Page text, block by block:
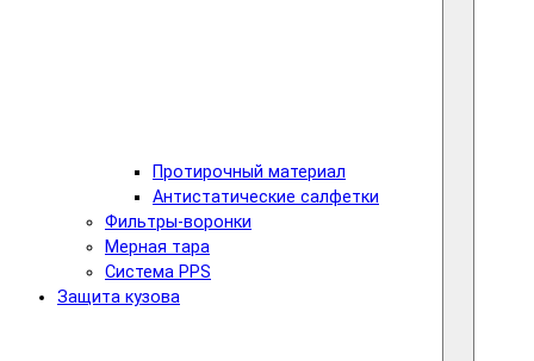
Протирочный материал
Антистатические салфетки
Фильтры-воронки
Мерная тара
Система PPS
Защита кузова